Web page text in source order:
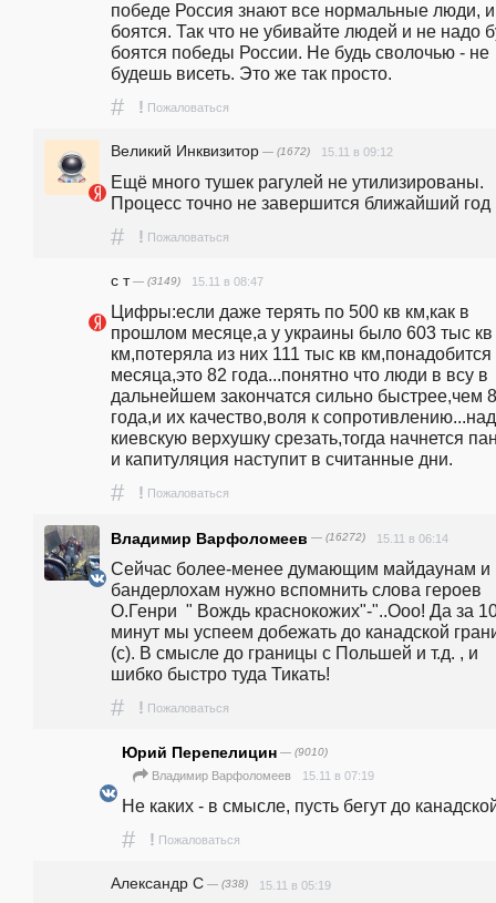
победе Россия знают все нормальные люди,
боятся. Так что не убивайте людей и не надо
боятся победы России. Не будь сволочью - не
будешь висеть. Это же так просто.
# ! Пожаловаться
Великий Инквизитор — (1672) 15.11 в 09:12
Ещё много тушек рагулей не утилизированы.
Процесс точно не завершится ближайший год
# ! Пожаловаться
с т— (3149) 15.11 в 08:47
Цифры:если даже терять по 500 кв км,как в
прошлом месяце,а у украины было 603 тыс кв
км,потеряла из них 111 тыс кв
месяца,это 82 года...понятно что люди в всу в
дальнейшем закончатся сильно быстрее,чем
года,и их качество,воля к
киевскую верхушку срезать,тогда начнется
и капитуляция наступит в считанные дни.
# ! Пожаловаться
Владимир Варфоломеев — (16272) 15.11 в 06:14
Сейчас более-менее думающим майдаунам и
бандерлохам нужно вспомнить слова героев
О.Генри  " Вождь краснокожих"-"..Ооо! Да за
минут мы успеем добежать до канадской
(с). В смысле до границы с Польшей и т.д. , и
шибко быстро туда Тикать!
# ! Пожаловаться
Юрий Перепелицин — (9010)
Владимир Варфоломеев 15.11 в 07:19
Не каких - в смысле, пусть бегут до
# ! Пожаловаться
Александр С — (338) 15.11 в 05:19